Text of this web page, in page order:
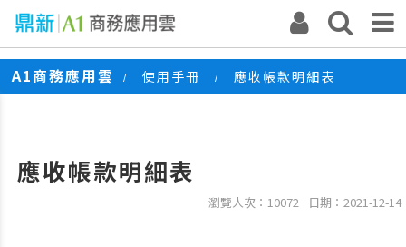
A1商務應用雲 / 使用手冊 / 應收帳款明細表
應收帳款明細表
瀏覽人次：10072 日期：2021-12-14